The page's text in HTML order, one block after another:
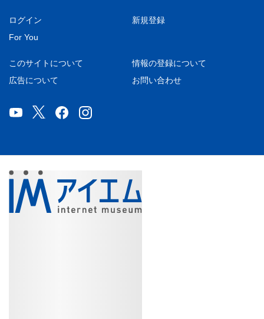
ログイン
新規登録
For You
このサイトについて
情報の登録について
広告について
お問い合わせ